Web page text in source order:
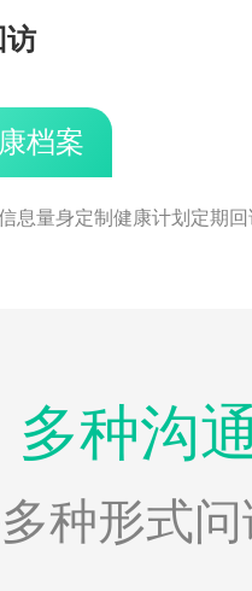
访
档案
息量身定制健康计划 定期
多种沟
种形式